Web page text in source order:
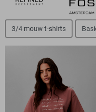
3/4 mouw t-shirts